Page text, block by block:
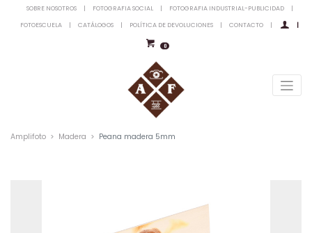
SOBRE NOSOTROS | FOTOGRAFIA SOCIAL | FOTOGRAFIA INDUSTRIAL-PUBLICIDAD
|
FOTOESCUELA
| CATÁLOGOS | POLÍTICA DE DEVOLUCIONES | CONTACTO | |
0
Amplifoto Madera Peana madera 5mm